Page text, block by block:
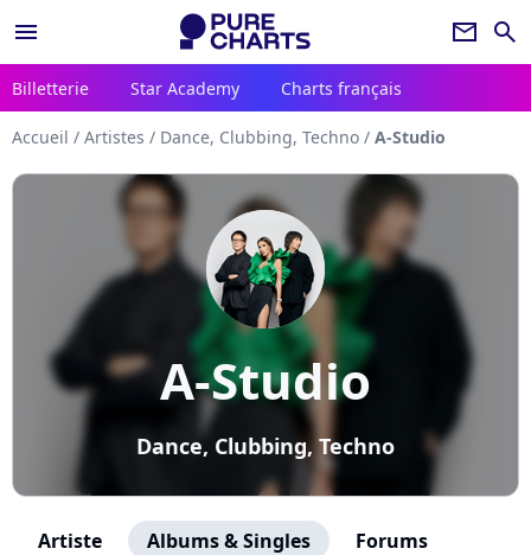
menu newsletter search
Billetterie Star Academy Charts français
Accueil / Artistes / Dance, Clubbing, Techno / A-Studio
A-Studio
Dance, Clubbing, Techno
Artiste Albums & Singles Forums